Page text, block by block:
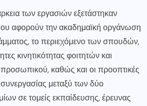
των εργασιών εξετάστηκαν
αφορούν την ακαδημαϊκή οργάνωση
το περιεχόμενο των σπουδών,
κινητικότητας φοιτητών και
προσωπικού, καθώς και οι προοπτικές
μεταξύ των δύο
σε τομείς εκπαίδευσης, έρευνας